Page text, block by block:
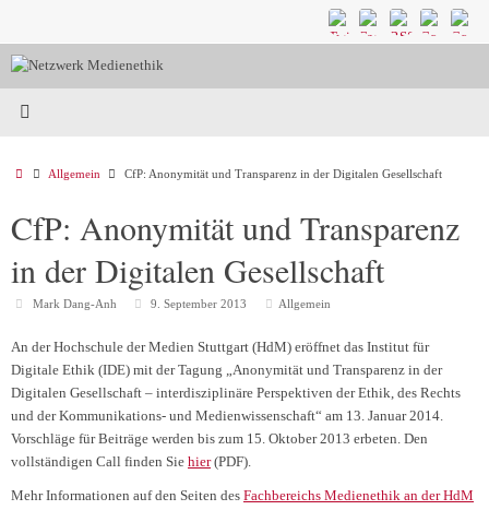
springen
StartAllgemein CfP: Anonymität und Transparenz in der Digitalen Gesellschaft
CfP: Anonymität und Transparenz
in der Digitalen Gesellschaft
Mark Dang-Anh 9. September 2013 Allgemein
An der Hochschule der Medien Stuttgart (HdM) eröffnet das Institut für
Digitale Ethik (IDE) mit der Tagung „Anonymität und Transparenz in der
Digitalen Gesellschaft – interdisziplinäre Perspektiven der Ethik, des Rechts
und der Kommunikations- und Medienwissenschaft“ am 13. Januar 2014.
Vorschläge für Beiträge werden bis zum 15. Oktober 2013 erbeten. Den
vollständigen Call finden Sie hier(PDF).
Mehr Informationen auf den Seiten des Fachbereichs Medienethik an der HdM